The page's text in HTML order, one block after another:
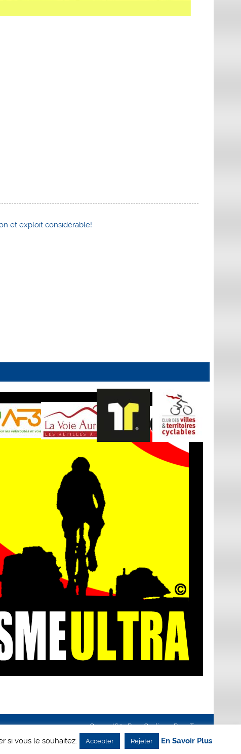
et exploit considérable!
Creanet64- Pour Cyclisme Pour Tous
si vous le souhaitez. Accepter Rejeter En Savoir Plus